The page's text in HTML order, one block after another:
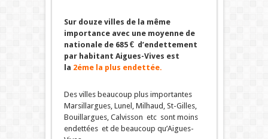
Sur douze villes de la même
importance avec une moyenne de
nationale de 685 € d’endettement
par habitant Aigues-Vives est
la 2éme la plus endettée.
Des villes beaucoup plus importantes
Marsillargues, Lunel, Milhaud, St-Gilles,
Bouillargues, Calvisson etc sont moins
endettées et de beaucoup qu’Aigues-